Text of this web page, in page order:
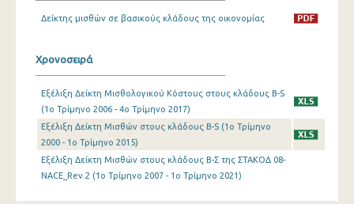
1o Τρίμηνο 2021
3o Τρίμηνο 2020
2o Τρίμηνο 2020
1o Τρίμηνο 2020
4o Τρίμηνο 2019
3o Τρίμηνο 2019
Δείκτης μισθών σε βασικούς κλάδους της οικονομίας
Χρονοσειρά
Εξέλιξη Δείκτη Μισθολογικού Κόστους στους κλάδους B-S
(1o Τρίμηνο 2006 - 4o Τρίμηνο 2017)
Εξέλιξη Δείκτη Μισθών στους κλάδους Β-S (1o Τρίμηνο
2000 - 1o Τρίμηνο 2015)
Εξέλιξη Δείκτη Μισθών στους κλάδους Β-Σ της ΣΤΑΚΟΔ 08-
NACE_Rev.2 (1o Τρίμηνο 2007 - 1o Τρίμηνο 2021)